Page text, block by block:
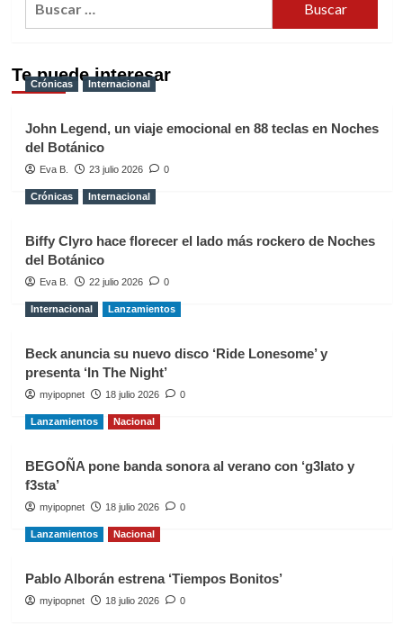
Te puede interesar
Crónicas Internacional
John Legend, un viaje emocional en 88 teclas en Noches
del Botánico
Eva B. 23 julio 2026 0
Crónicas Internacional
Biffy Clyro hace florecer el lado más rockero de Noches
del Botánico
Eva B. 22 julio 2026 0
Internacional Lanzamientos
Beck anuncia su nuevo disco ‘Ride Lonesome’ y
presenta ‘In The Night’
myipopnet 18 julio 2026 0
Lanzamientos Nacional
BEGOÑA pone banda sonora al verano con ‘g3lato y
f3sta’
myipopnet 18 julio 2026 0
Lanzamientos Nacional
Pablo Alborán estrena ‘Tiempos Bonitos’
myipopnet 18 julio 2026 0